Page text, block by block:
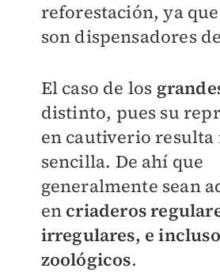
reforestación, ya
son dispensadores
El caso de los
distinto, pues su
en cautiverio resulta
sencilla. De ahí que
generalmente sean
en criaderos
irregulares, e
zoológicos.